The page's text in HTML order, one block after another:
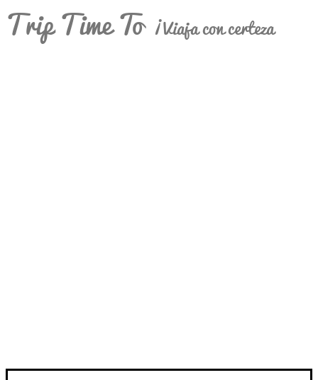
Trip Time To ¡Viaja con certeza